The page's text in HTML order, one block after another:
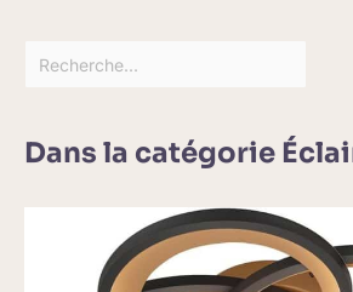
Dans la catégorie